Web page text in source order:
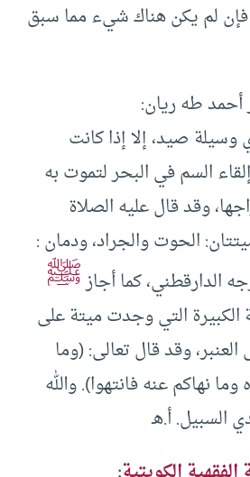
فإن لم يكن هناك شيء مما سبق
أحمد طه ريان:
وسيلة صيد، إلا إذا كانت
السم في البحر لتموت به
وقد قال عليه الصلاة
الحوت والجراد، ودمان :
الدارقطني، كما أجازﷺ
الكبيرة التي وجدت ميتة على
وقد قال تعالى: (وما
نهاكم عنه فانتهوا). والله
السبيل. أ.هـ